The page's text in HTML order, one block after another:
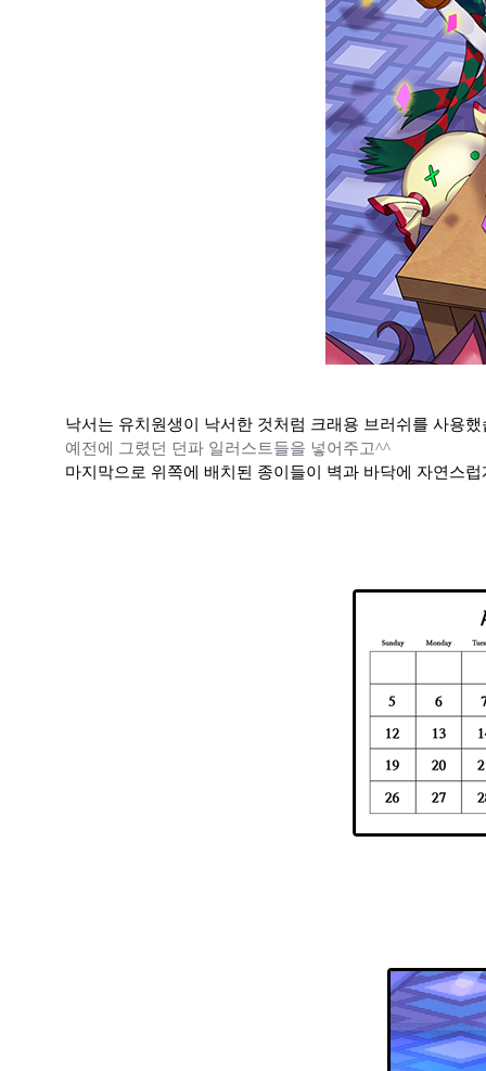
낙서는 유치원생이 낙서한 것처럼 크래용 브러쉬를 사용
예전에 그렸던 던파 일러스트들을 넣어주고^^
마지막으로 위쪽에 배치된 종이들이 벽과 바닥에 자연스